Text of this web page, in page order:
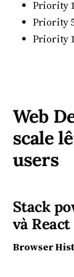
Priority
Priority
Priority
Web
scale
users
Stack
và React
Browser